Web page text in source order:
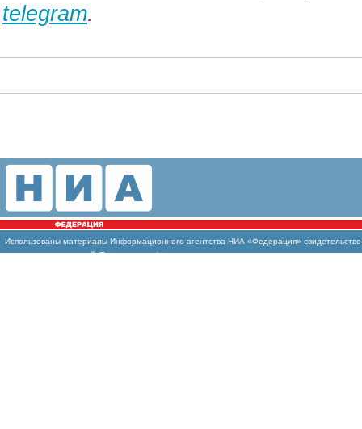
telegram.
Использованы материалы Информационного агентства НИА «Федерация»
массовых коммуникаций (Роскомнадзор)